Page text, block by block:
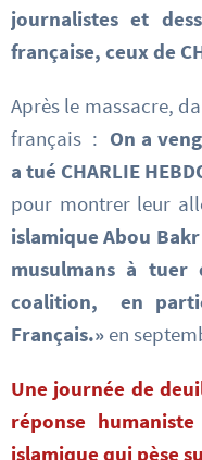
journalistes et
française, ceux de
Après le massacre,
français : On a
a tué CHARLIE
pour montrer leur
islamique Abou
musulmans à tuer
coalition, en
Français.» en
Une journée de
réponse
islamique qui pèse